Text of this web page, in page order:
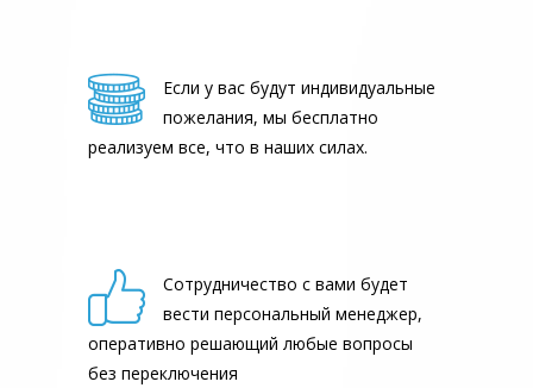
Если у вас будут индивидуальные
пожелания, мы бесплатно
реализуем все, что в наших силах.
Сотрудничество с вами будет
вести персональный менеджер,
оперативно решающий любые вопросы
без переключения